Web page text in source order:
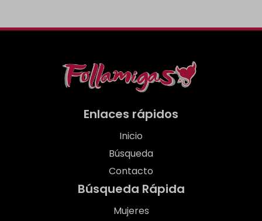
Enlaces rápidos
Inicio
Búsqueda
Contacto
Búsqueda Rápida
Mujeres